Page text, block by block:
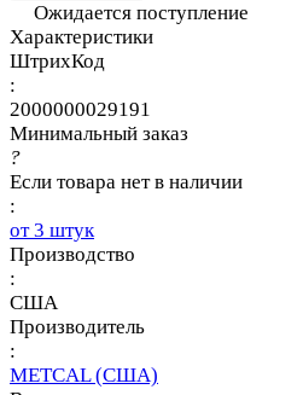
Ожидается поступление
Характеристики
ШтрихКод
:
2000000029191
Минимальный заказ
?
Если товара нет в наличии
:
от 3 штук
Производство
:
США
Производитель
:
METCAL (США)